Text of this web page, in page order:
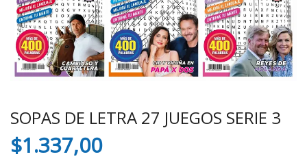
SOPAS DE LETRA 27 JUEGOS SERIE 3
$1.337,00